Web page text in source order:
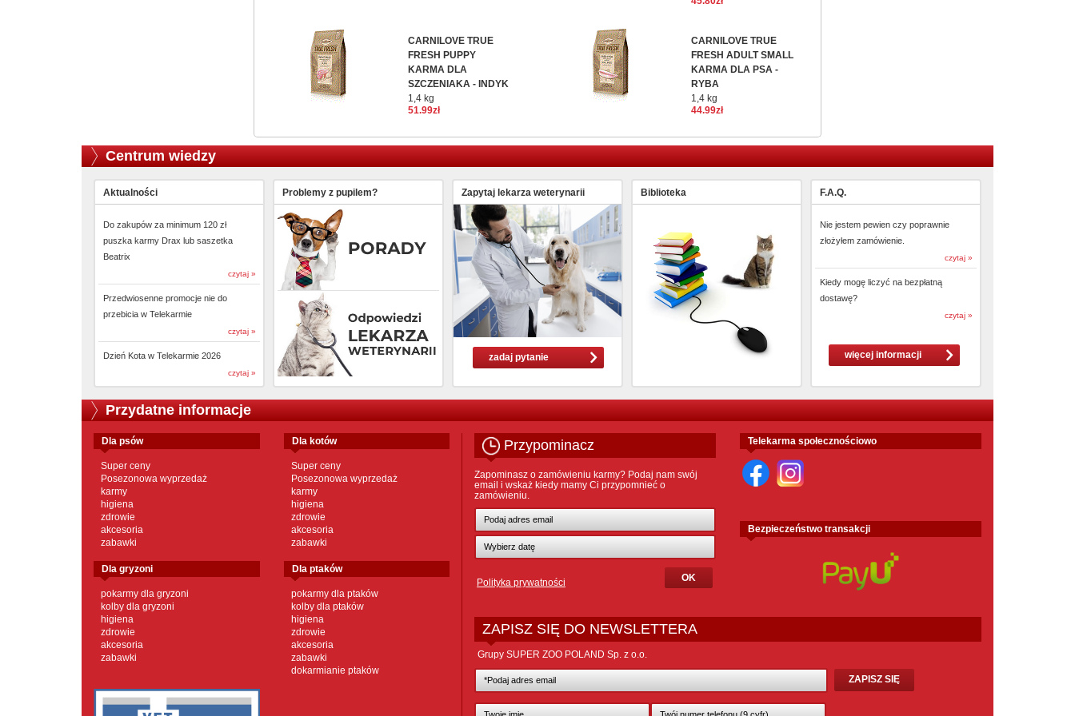
CARNILOVE TRUE
FRESH PUPPY
KARMA DLA
SZCZENIAKA - INDYK
1,4 kg
51.99zł
CARNILOVE TRUE
FRESH ADULT SMALL
KARMA DLA PSA -
RYBA
1,4 kg
44.99zł
Centrum wiedzy
Aktualności
Do zakupów za minimum 120 zł
puszka karmy Drax lub saszetka
Beatrix
czytaj »
Przedwiosenne promocje nie do
przebicia w Telekarmie
czytaj »
Dzień Kota w Telekarmie 2026
czytaj »
Problemy z pupilem? Zapytaj lekarza weterynarii
zadaj pytanie
Biblioteka F.A.Q.
Nie jestem pewien czy poprawnie
złożyłem zamówienie.
czytaj »
Kiedy mogę liczyć na bezpłatną
dostawę?
czytaj »
więcej informacji
Przydatne informacje
dla psów
Super ceny
Posezonowa wyprzedaż
karmy
higiena
zdrowie
akcesoria
zabawki
dla kotów
Super ceny
Posezonowa wyprzedaż
karmy
higiena
zdrowie
akcesoria
zabawki
dla gryzoni
pokarmy dla gryzoni
kolby dla gryzoni
higiena
zdrowie
akcesoria
zabawki
dla ptaków
pokarmy dla ptaków
kolby dla ptaków
higiena
zdrowie
akcesoria
zabawki
dokarmianie ptaków
Przypominacz
Zapominasz o zamówieniu karmy? Podaj nam swój
email i wskaż kiedy mamy Ci przypomnieć o
zamówieniu.
Polityka prywatności
Telekarma społecznościowo
Bezpieczeństwo transakcji
ZAPISZ SIĘ DO NEWSLETTERA
Grupy SUPER ZOO POLAND Sp. z o.o.